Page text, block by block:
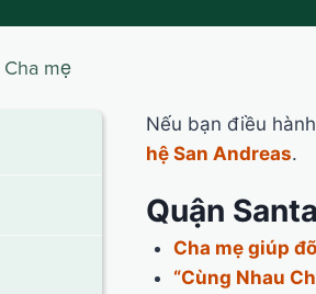
mẹ
Nếu bạn điều
hệ San Andreas.
Quận
Cha mẹ giúp
“Cùng Nhau